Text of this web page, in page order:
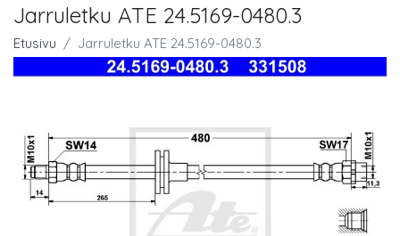
Jarruletku ATE 24.5169-0480.3
Etusivu Jarruletku ATE 24.5169-0480.3